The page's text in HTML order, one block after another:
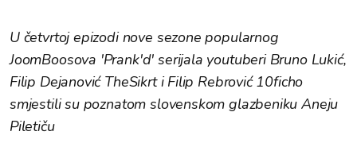
U četvrtoj epizodi nove sezone popularnog
JoomBoosova 'Prank'd' serijala youtuberi Bruno Lukić,
Filip Dejanović TheSikrt i Filip Rebrović 10ficho
smjestili su poznatom slovenskom glazbeniku Aneju
Piletiču